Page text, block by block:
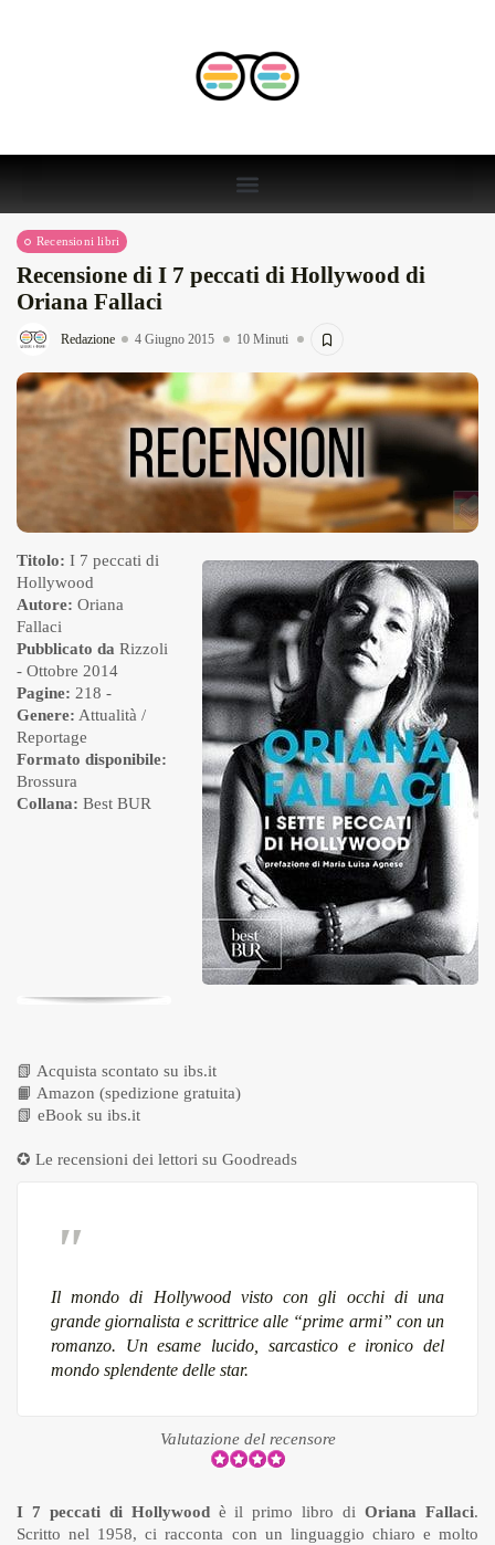
Recensioni libri
Recensione di I 7 peccati di Hollywood di
Oriana Fallaci
Redazione 4 Giugno 2015 10 Minuti
Titolo: I 7 peccati di
Hollywood
Autore: Oriana
Fallaci
Pubblicato da Rizzoli
- Ottobre 2014
Pagine: 218 -
Genere: Attualità /
Reportage
Formato disponibile:
Brossura
Collana: Best BUR
📗 Acquista scontato su ibs.it
📙 Amazon (spedizione gratuita)
📗 eBook su ibs.it
✪ Le recensioni dei lettori su Goodreads
Il mondo di Hollywood visto con gli occhi di una
grande giornalista e scrittrice alle “prime armi” con un
romanzo. Un esame lucido, sarcastico e ironico del
mondo splendente delle star.
Valutazione del recensore
I 7 peccati di Hollywoodè il primo libro diOriana Fallaci.
Scritto nel 1958, ci racconta con un linguaggio chiaro e molto